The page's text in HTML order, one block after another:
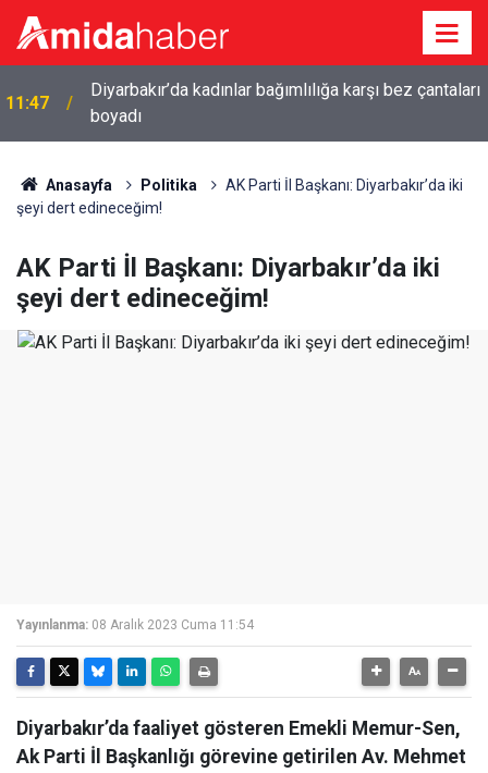
11:34 Diyarbakır’da emeklilerin gündemi: Yoksulluk
Anasayfa Politika
AK Parti İl Başkanı: Diyarbakır’da iki
şeyi dert edineceğim!
AK Parti İl Başkanı: Diyarbakır’da iki
şeyi dert edineceğim!
Yayınlanma: 08 Aralık 2023 Cuma 11:54
Diyarbakır’da faaliyet gösteren Emekli Memur-Sen,
Ak Parti İl Başkanlığı görevine getirilen Av. Mehmet